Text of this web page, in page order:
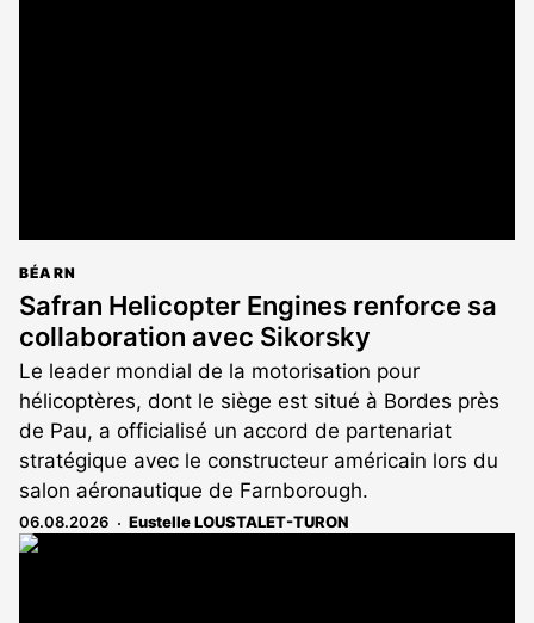
BÉARN
Safran Helicopter Engines renforce sa
collaboration avec Sikorsky
Le leader mondial de la motorisation pour
hélicoptères, dont le siège est situé à Bordes près
de Pau, a officialisé un accord de partenariat
stratégique avec le constructeur américain lors du
salon aéronautique de Farnborough.
06.08.2026 Eustelle LOUSTALET-TURON